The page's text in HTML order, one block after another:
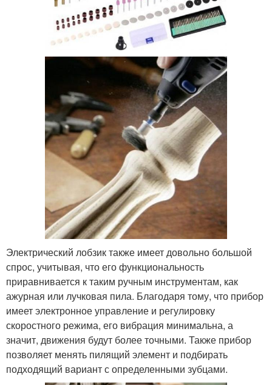
Электрический лобзик также имеет довольно большой
спрос, учитывая, что его функциональность
приравнивается к таким ручным инструментам, как
ажурная или лучковая пила. Благодаря тому, что прибор
имеет электронное управление и регулировку
скоростного режима, его вибрация минимальна, а
значит, движения будут более точными. Также прибор
позволяет менять пилящий элемент и подбирать
подходящий вариант с определенными зубцами.